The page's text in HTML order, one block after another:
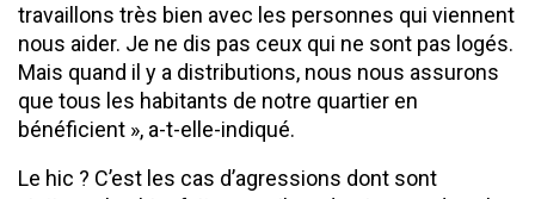
travaillons très bien avec les personnes qui viennent
nous aider. Je ne dis pas ceux qui ne sont pas logés.
Mais quand il y a distributions, nous nous assurons
que tous les habitants de notre quartier en
bénéficient », a-t-elle-indiqué.
Le hic ? C’est les cas d’agressions dont sont